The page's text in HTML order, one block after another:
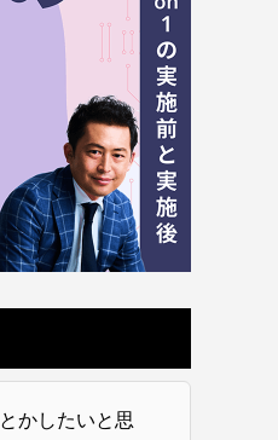
かしたいと思